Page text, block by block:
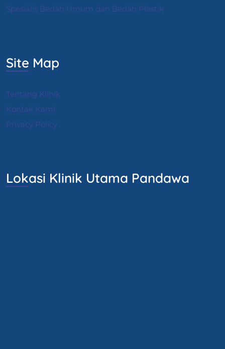
Spesialis Bedah Umum dan Bedah Plastik
Site Map
Tentang Klinik
Kontak Kami
Privacy Policy
Lokasi Klinik Utama Pandawa